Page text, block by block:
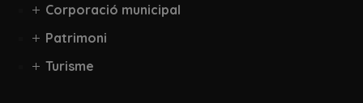
Corporació municipal
Patrimoni
Turisme